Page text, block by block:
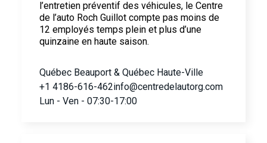
l’entretien préventif des véhicules, le Centre
de l’auto Roch Guillot compte pas moins de
12 employés temps plein et plus d’une
quinzaine en haute saison.
Québec Beauport & Québec Haute-Ville
+1 4186-616-462info@centredelautorg.com
Lun - Ven - 07:30-17:00